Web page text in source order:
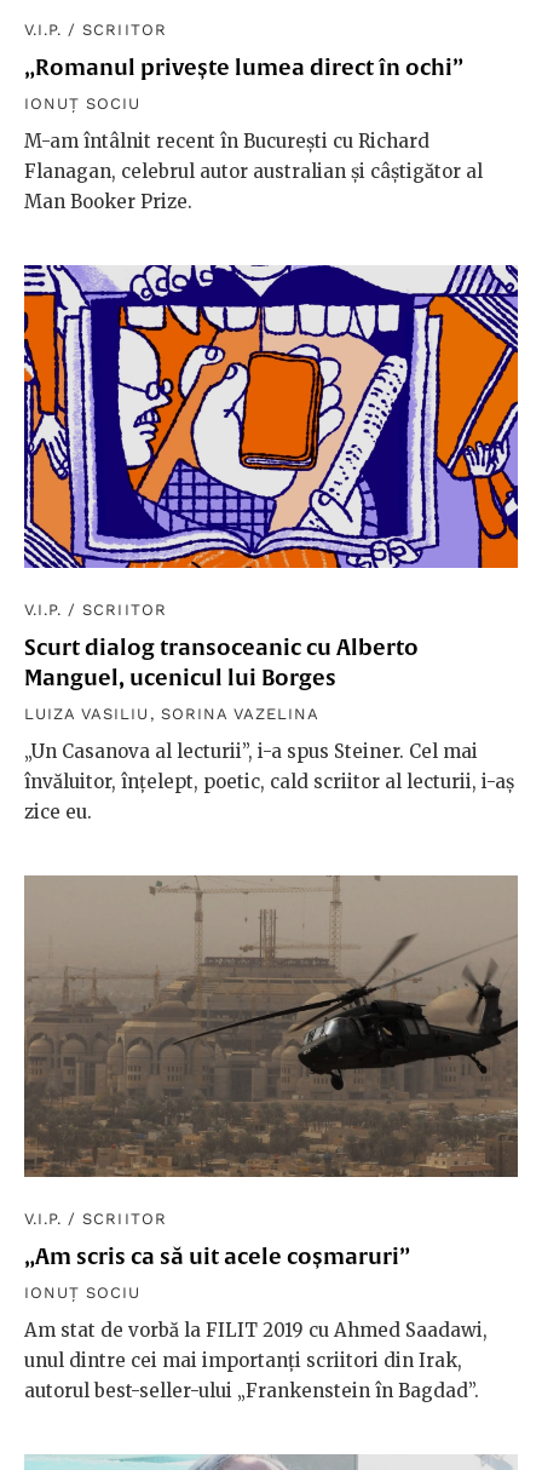
V.I.P. /SCRIITOR
„Romanul privește lumea direct în ochi”
IONUȚ SOCIU
M-am întâlnit recent în București cu Richard
Flanagan, celebrul autor australian și câștigător al
Man Booker Prize.
V.I.P. /SCRIITOR
Scurt dialog transoceanic cu Alberto
Manguel, ucenicul lui Borges
LUIZA VASILIU , SORINA VAZELINA
„Un Casanova al lecturii”, i-a spus Steiner. Cel mai
învăluitor, înțelept, poetic, cald scriitor al lecturii, i-aș
zice eu.
V.I.P. /SCRIITOR
„Am scris ca să uit acele coșmaruri”
IONUȚ SOCIU
Am stat de vorbă la FILIT 2019 cu Ahmed Saadawi,
unul dintre cei mai importanți scriitori din Irak,
autorul best-seller-ului „Frankenstein în Bagdad”.